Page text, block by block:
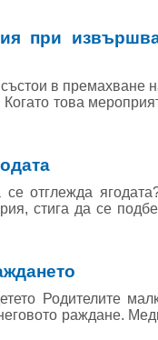
при
в премахване
Когато това
отглежда
стига да се
Родителите
раждане.